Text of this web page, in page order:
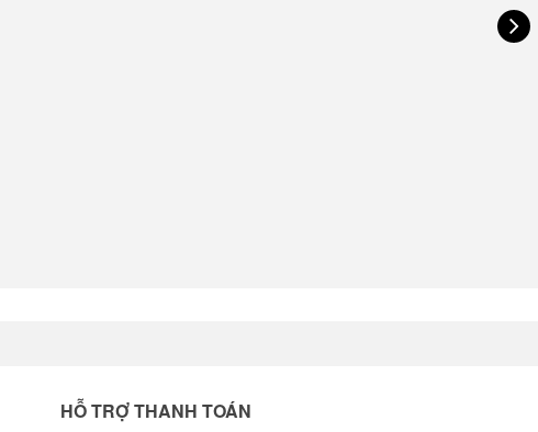
HỖ TRỢ THANH TOÁN